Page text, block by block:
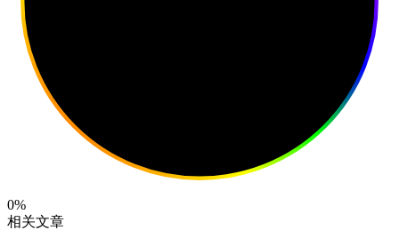
0%
相关文章